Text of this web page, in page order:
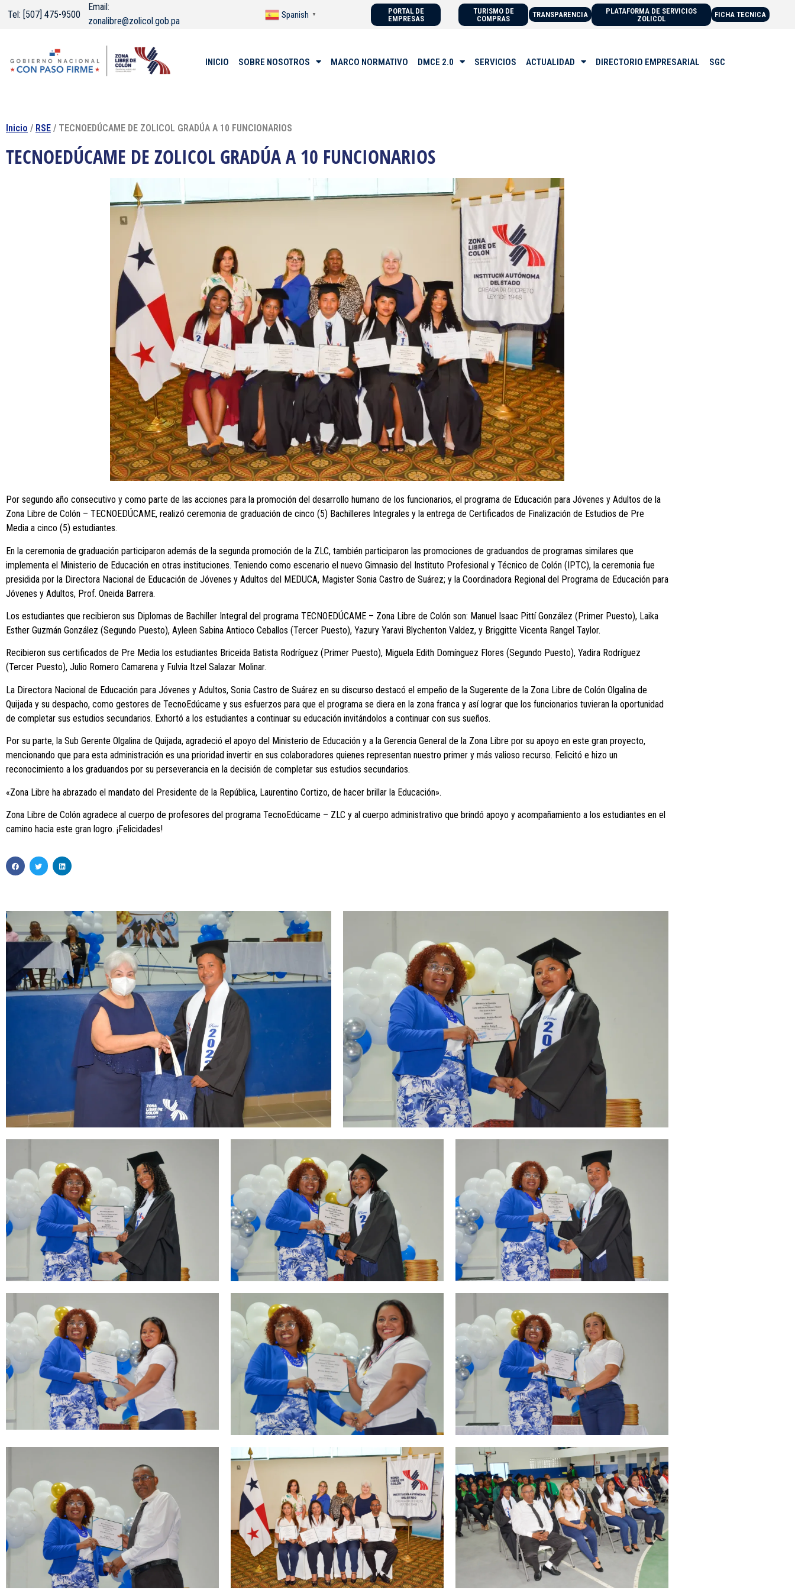
Tel: [507] 475-9500
Email:
zonalibre@zolicol.gob.pa
Spanish ▼
PORTAL DE
EMPRESAS
TURISMO DE
COMPRAS
TRANSPARENCIA
PLATAFORMA DE SERVICIOS
ZOLICOL
FICHA TECNICA
INICIO SOBRE NOSOTROS MARCO NORMATIVO DMCE 2.0 SERVICIOS ACTUALIDAD DIRECTORIO EMPRESARIAL SGC
Inicio / RSE / TECNOEDÚCAME DE ZOLICOL GRADÚA A 10 FUNCIONARIOS
TECNOEDÚCAME DE ZOLICOL GRADÚA A 10 FUNCIONARIOS
Por segundo año consecutivo y como parte de las acciones para la promoción del desarrollo humano de los funcionarios, el programa de Educación para Jóvenes y Adultos de la
Zona Libre de Colón – TECNOEDÚCAME, realizó ceremonia de graduación de cinco (5) Bachilleres Integrales y la entrega de Certificados de Finalización de Estudios de Pre
Media a cinco (5) estudiantes.
En la ceremonia de graduación participaron además de la segunda promoción de la ZLC, también participaron las promociones de graduandos de programas similares que
implementa el Ministerio de Educación en otras instituciones. Teniendo como escenario el nuevo Gimnasio del Instituto Profesional y Técnico de Colón (IPTC), la ceremonia fue
presidida por la Directora Nacional de Educación de Jóvenes y Adultos del MEDUCA, Magister Sonia Castro de Suárez; y la Coordinadora Regional del Programa de Educación para
Jóvenes y Adultos, Prof. Oneida Barrera.
Los estudiantes que recibieron sus Diplomas de Bachiller Integral del programa TECNOEDÚCAME – Zona Libre de Colón son: Manuel Isaac Pittí González (Primer Puesto), Laika
Esther Guzmán González (Segundo Puesto), Ayleen Sabina Antioco Ceballos (Tercer Puesto), Yazury Yaravi Blychenton Valdez, y Briggitte Vicenta Rangel Taylor.
Recibieron sus certificados de Pre Media los estudiantes Briceida Batista Rodríguez (Primer Puesto), Miguela Edith Domínguez Flores (Segundo Puesto), Yadira Rodríguez
(Tercer Puesto), Julio Romero Camarena y Fulvia Itzel Salazar Molinar.
La Directora Nacional de Educación para Jóvenes y Adultos, Sonia Castro de Suárez en su discurso destacó el empeño de la Sugerente de la Zona Libre de Colón Olgalina de
Quijada y su despacho, como gestores de TecnoEdúcame y sus esfuerzos para que el programa se diera en la zona franca y así lograr que los funcionarios tuvieran la oportunidad
de completar sus estudios secundarios. Exhortó a los estudiantes a continuar su educación invitándolos a continuar con sus sueños.
Por su parte, la Sub Gerente Olgalina de Quijada, agradeció el apoyo del Ministerio de Educación y a la Gerencia General de la Zona Libre por su apoyo en este gran proyecto,
mencionando que para esta administración es una prioridad invertir en sus colaboradores quienes representan nuestro primer y más valioso recurso. Felicitó e hizo un
reconocimiento a los graduandos por su perseverancia en la decisión de completar sus estudios secundarios.
«Zona Libre ha abrazado el mandato del Presidente de la República, Laurentino Cortizo, de hacer brillar la Educación».
Zona Libre de Colón agradece al cuerpo de profesores del programa TecnoEdúcame – ZLC y al cuerpo administrativo que brindó apoyo y acompañamiento a los estudiantes en el
camino hacia este gran logro. ¡Felicidades!